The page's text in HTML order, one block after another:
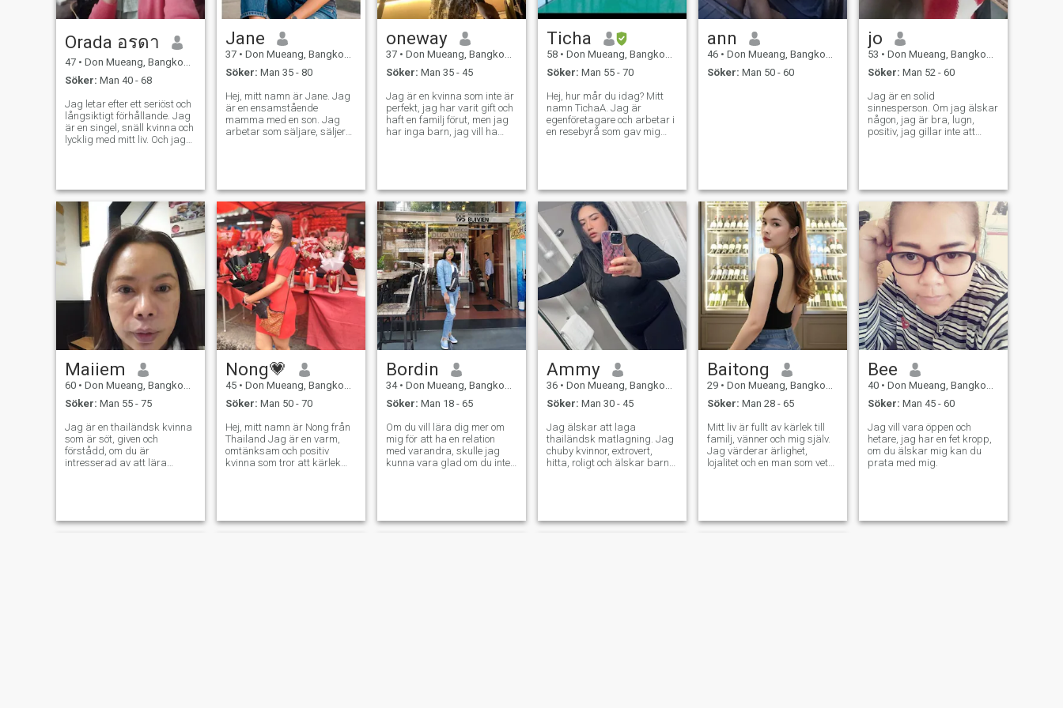
ställe.
Orada อรดา
47 • Don Mueang, Bangkok, Thailand
Söker: Man 40 - 68
Jag letar efter ett seriöst och
långsiktigt förhållande. Jag
är en singel, snäll kvinna och
lycklig med mitt liv. Och jag
Om du letar efter ett
förhållande som jag,
vänligen kontakta mig. Hej
och vi ska lära känna
varandra.
Jane
37 • Don Mueang, Bangkok, Thailand
Söker: Man 35 - 80
Hej, mitt namn är Jane. Jag
är en ensamstående
mamma med en son. Jag
arbetar som säljare, säljer
för att lära känna er alla.
Jag hoppas jag kan. Jag
hade möjlighet att lära
känna en av er.
oneway
37 • Don Mueang, Bangkok, Thailand
Söker: Man 35 - 45
Jag är en kvinna som inte är
perfekt, jag har varit gift och
haft en familj förut, men jag
har inga barn, jag vill ha
älskar djur, ser på världen
positivt, gillar att ta bilder.
Plantera träd och trädgård
jag gillar att dekorera olika
rum i huset. Jag gillar
verkligen att laga mat. och
har en glad humor jag inte
visar. Jag är inte en
pengainriktad kvinna. Ära
mig.
Ticha
58 • Don Mueang, Bangkok, Thailand
Söker: Man 55 - 70
Hej, hur mår du idag? Mitt
namn TichaA. Jag är
egenföretagare och arbetar i
en resebyrå som gav mig
romansk, kraftfull och glad.
Om detta låter bra för dig
meddelande mig jag väntar
på att få veta mer om dig ...
ann
46 • Don Mueang, Bangkok, Thailand
Söker: Man 50 - 60
jo
53 • Don Mueang, Bangkok, Thailand
Söker: Man 52 - 60
Jag är en solid
sinnesperson. Om jag älskar
någon, jag är bra, lugn,
positiv, jag gillar inte att
motion, jag dricker inte
alkohol av alla slag, gå inte
ut på natten, röker inte, får
inte kropp, inte röra med alla
typer av droger, jag har
verkligen kärlek. det är bara
den som älskar mig och
älskar mig för evigt.
Maiiem
60 • Don Mueang, Bangkok, Thailand
Söker: Man 55 - 75
Jag är en thailändsk kvinna
som är söt, given och
förstådd, om du är
intresserad av att lära
Nong💗
45 • Don Mueang, Bangkok, Thailand
Söker: Man 50 - 70
Hej, mitt namn är Nong från
Thailand Jag är en varm,
omtänksam och positiv
kvinna som tror att kärlek
för ett seriöst och långsiktigt
Bordin
34 • Don Mueang, Bangkok, Thailand
Söker: Man 18 - 65
Om du vill lära dig mer om
mig för att ha en relation
med varandra, skulle jag
kunna vara glad om du inte
Ammy
36 • Don Mueang, Bangkok, Thailand
Söker: Man 30 - 45
Jag älskar att laga
thailändsk matlagning. Jag
chuby kvinnor, extrovert,
hitta, roligt och älskar barn,
älskar att lyssna på
Baitong
29 • Don Mueang, Bangkok, Thailand
Söker: Man 28 - 65
Mitt liv är fullt av kärlek till
familj, vänner och mig själv.
Jag värderar ärlighet,
lojalitet och en man som vet
är seriös och uppriktig.
Bee
40 • Don Mueang, Bangkok, Thailand
Söker: Man 45 - 60
Jag vill vara öppen och
hetare, jag har en fet kropp,
om du älskar mig kan du
prata med mig.